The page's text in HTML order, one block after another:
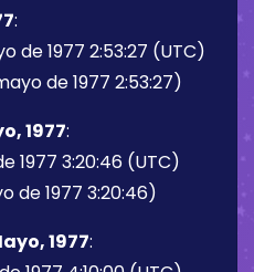
:
de 1977 2:53:27 (UTC)
de 1977 2:53:27)
1977:
1977 3:20:46 (UTC)
de 1977 3:20:46)
1977: